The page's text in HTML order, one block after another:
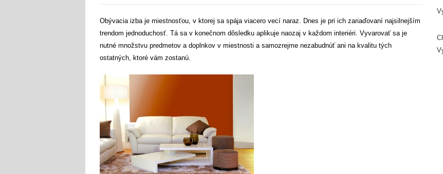
Obývacia izba je miestnosťou, v ktorej sa spája viacero vecí naraz. Dnes je pri ich zariaďovaní najsilnejším
trendom jednoduchosť. Tá sa v konečnom dôsledku aplikuje naozaj v každom interiéri. Vyvarovať sa je
nutné množstvu predmetov a doplnkov v miestnosti a samozrejme nezabudnúť ani na kvalitu tých
ostatných, ktoré vám zostanú.